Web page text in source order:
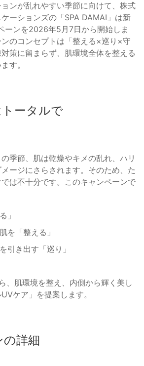
ンが乱れやすい季節に向けて、株式
ーションズの「SPA DAMAI」は新
ーンを2026年5月7日から開始しま
のコンセプトは「整える×巡り×守
策に留まらず、肌環境全体を整える
す。
ータルで
季節、肌は乾燥やキメの乱れ、ハリ
ージにさらされます。そのため、た
は不十分です。このキャンペーンで
」
を「整える」
引き出す「巡り」
、肌環境を整え、内側から輝く美し
ケア」を提案します。
の詳細